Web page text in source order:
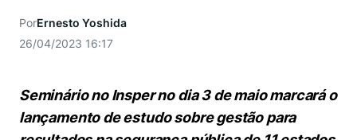
Como funciona
Prêmio Duda Ermírio de Moraes
Como funciona
Resolução Eficaz de Problemas
Trabalhe conosco
Sala de Imprensa
Cátedras
Centro de Dados e IA
Repositório Institucional
Eventos
Notícias
Youtube
Direito
Corpo Docente
Áreas de Conhecimento
Atendimento
PorErnesto Yoshida
26/04/2023 16:17
Seminário no Insper no dia 3 de maio marcará o
lançamento de estudo sobre gestão para